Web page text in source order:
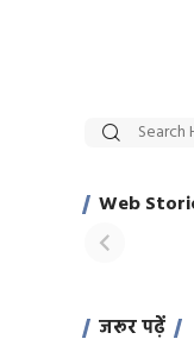
Web
साहिल
जरूर पढ़ें